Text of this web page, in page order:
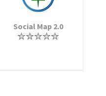
Social Map 2.0